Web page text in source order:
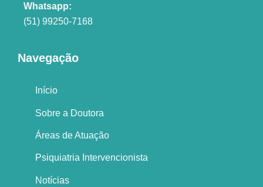
Whatsapp:
(51) 99250-7168
Navegação
Início
Sobre a Doutora
Áreas de Atuação
Psiquiatria Intervencionista
Notícias